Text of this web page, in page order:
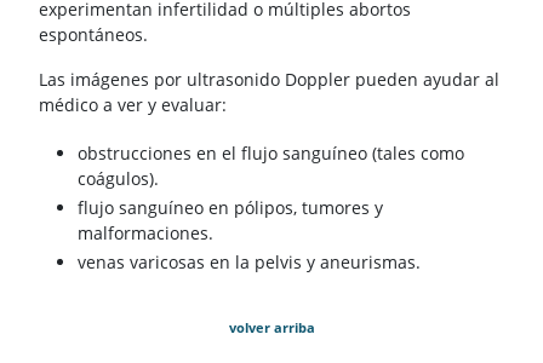
experimentan infertilidad o múltiples abortos
espontáneos.
Las imágenes por ultrasonido Doppler pueden ayudar al
médico a ver y evaluar:
obstrucciones en el flujo sanguíneo (tales como
coágulos).
flujo sanguíneo en pólipos, tumores y
malformaciones.
venas varicosas en la pelvis y aneurismas.
volver arriba